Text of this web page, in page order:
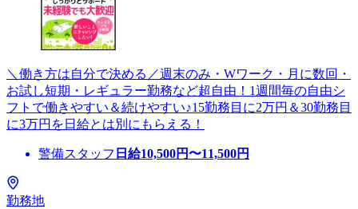
＼働き方は自分で決める／週末のみ・Wワーク・月に数回・
お試し短期・レギュラー勤務など超自由！1週間毎の自由シ
フトで働きやすい＆続けやすい♪15勤務目に2万円＆30勤務目
に3万円を日給とは別にもらえる！
警備スタッフ 日給10,500円〜11,500円
勤務地